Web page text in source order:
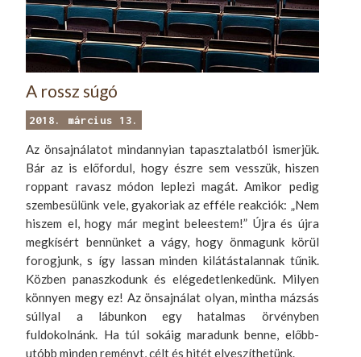
A rossz súgó
2018. március 13.
Az önsajnálatot mindannyian tapasztalatból ismerjük.
Bár az is előfordul, hogy észre sem vesszük, hiszen
roppant ravasz módon leplezi magát. Amikor pedig
szembesülünk vele, gyakoriak az efféle reakciók: „Nem
hiszem el, hogy már megint beleestem!” Újra és újra
megkísért bennünket a vágy, hogy önmagunk körül
forogjunk, s így lassan minden kilátástalannak tűnik.
Közben panaszkodunk és elégedetlenkedünk. Milyen
könnyen megy ez! Az önsajnálat olyan, mintha mázsás
súllyal a lábunkon egy hatalmas örvényben
fuldokolnánk. Ha túl sokáig maradunk benne, előbb-
utóbb minden reményt, célt és hitét elveszíthetünk.